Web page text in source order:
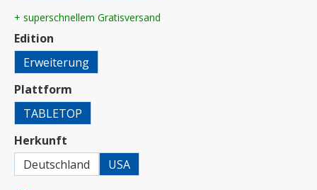
+ superschnellem Gratisversand
Edition
Erweiterung
Plattform
TABLETOP
Herkunft
Deutschland
USA